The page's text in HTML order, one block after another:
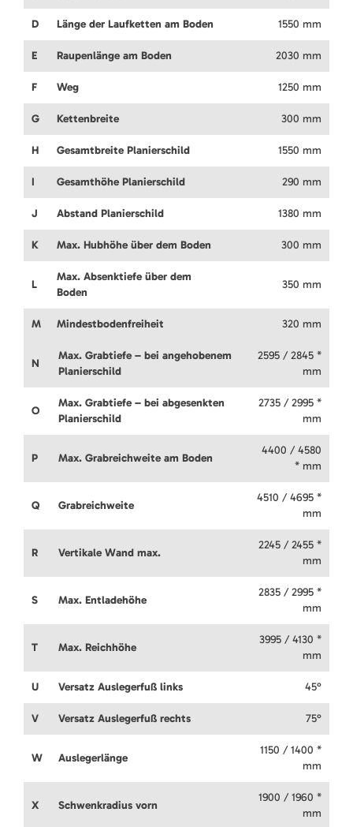
D Länge der Laufketten am Boden 1550 mm
E Raupenlänge am Boden 2030 mm
F Weg 1250 mm
G Kettenbreite 300 mm
H Gesamtbreite Planierschild 1550 mm
I Gesamthöhe Planierschild 290 mm
J Abstand Planierschild 1380 mm
K Max. Hubhöhe über dem Boden 300 mm
L
Max. Absenktiefe über dem
Boden
350 mm
M Mindestbodenfreiheit 320 mm
N
Max. Grabtiefe – bei angehobenem
Planierschild
2595 / 2845 *
mm
O
Max. Grabtiefe – bei abgesenkten
Planierschild
2735 / 2995 *
mm
P Max. Grabreichweite am Boden
4400 / 4580
* mm
Q Grabreichweite
4510 / 4695 *
mm
R Vertikale Wand max.
2245 / 2455 *
mm
S Max. Entladehöhe
2835 / 2995 *
mm
T Max. Reichhöhe
3995 / 4130 *
mm
U Versatz Auslegerfuß links 45°
V Versatz Auslegerfuß rechts 75°
W Auslegerlänge
1150 / 1400 *
mm
X Schwenkradius vorn
1900 / 1960 *
mm